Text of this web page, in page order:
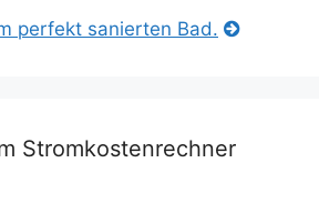
perfekt sanierten Bad.
Stromkostenrechner